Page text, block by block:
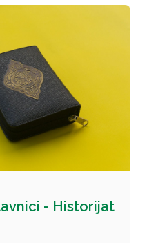
- Historijat